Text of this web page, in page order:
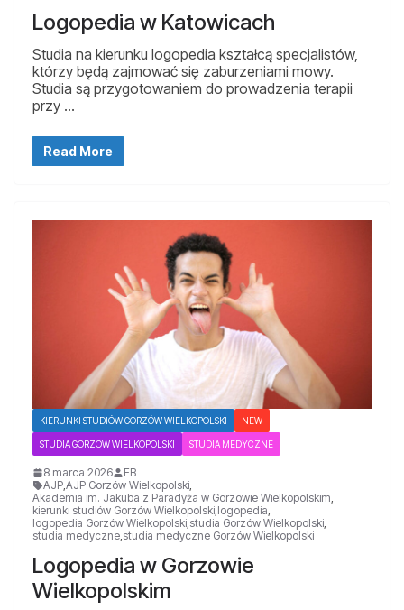
Logopedia w Katowicach
Studia na kierunku logopedia kształcą specjalistów,
którzy będą zajmować się zaburzeniami mowy.
Studia są przygotowaniem do prowadzenia terapii
przy …
Read More
KIERUNKI STUDIÓW GORZÓW WIELKOPOLSKI NEW
STUDIA GORZÓW WIELKOPOLSKI STUDIA MEDYCZNE
8 marca 2026
EB
AJP AJP Gorzów Wielkopolski
Akademia im. Jakuba z Paradyża w Gorzowie Wielkopolskim
kierunki studiów Gorzów Wielkopolski logopedia
logopedia Gorzów Wielkopolski studia Gorzów Wielkopolski
studia medyczne studia medyczne Gorzów Wielkopolski
Logopedia w Gorzowie
Wielkopolskim